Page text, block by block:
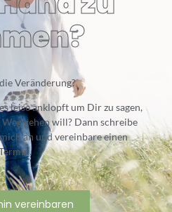
Veränderung?
leise anklopft um Dir zu sagen,
Weg gehen will? Dann schreibe
an und vereinbare einen
vereinbaren